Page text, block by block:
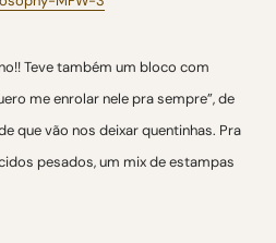
Teve também um bloco com
me enrolar nele pra sempre”, de
que vão nos deixar quentinhas. Pra
pesados, um mix de estampas